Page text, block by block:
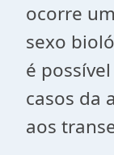
ocorre
sexo
é
casos da
aos